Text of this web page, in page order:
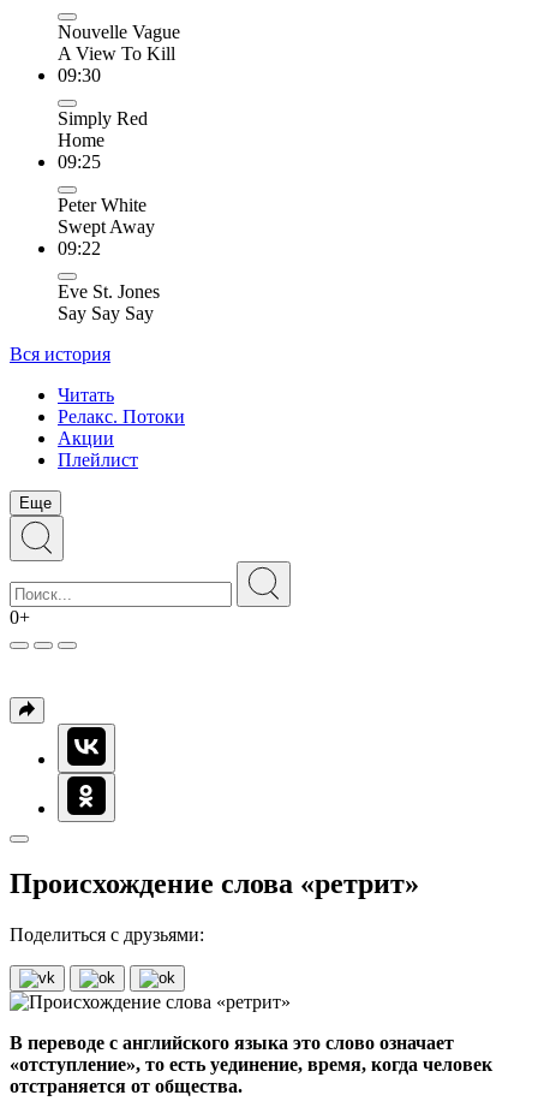
Nouvelle Vague
A View To Kill
09:30
Simply Red
Home
09:25
Peter White
Swept Away
09:22
Eve St. Jones
Say Say Say
Вся история
Читать
Релакс. Потоки
Акции
Плейлист
Еще
0+
Происхождение слова «ретрит»
Поделиться с друзьями:
В переводе с английского языка это слово означает
«отступление», то есть уединение, время, когда человек
отстраняется от общества.